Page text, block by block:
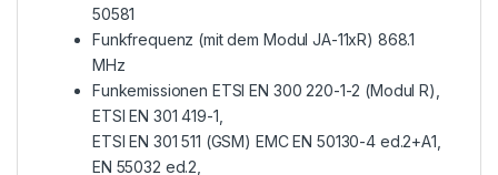
50581
Funkfrequenz (mit dem Modul JA-11xR) 868.1
MHz
Funkemissionen ETSI EN 300 220-1-2 (Modul R),
ETSI EN 301 419-1,
ETSI EN 301 511 (GSM) EMC EN 50130-4 ed.2+A1,
EN 55032 ed.2,